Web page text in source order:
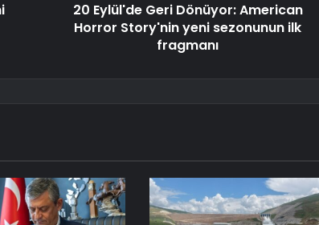
20 Eylül'de Geri Dönüyor: American
Horror Story'nin yeni sezonunun ilk
fragmanı